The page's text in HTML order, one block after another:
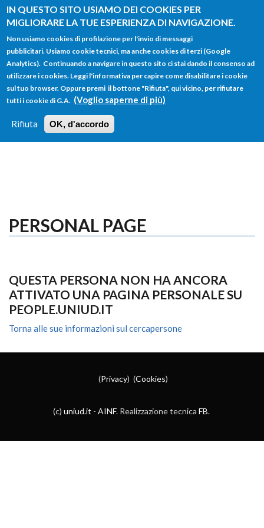
IN QUESTO SITO USIAMO DEI COOKIES PER
MIGLIORARE LA TUE ESPERIENZA DI NAVIGAZIONE.
Non usiamo cookies di profilazione per l'invio di messaggi
pubblicitari. Usiamo cookie tecnici, ma anche cookies di terzi (Google
Analytics). Continuando a navigare in questo sito ci stai dando il consenso ad
utilizzare i cookies. Leggi l'informativa per capire come disabilitare i cookie
sul tuo browser. Oppure premi il bottone "Rifiuta", qui vicino, per rifiutare
tutti i cookie di G.A. (Voglio saperne di più)
Rifiuta OK, d'accordo
Salta al contenuto principale
FORM
DI
RICERCA
Main menu
HOME TUTTI I PROFILI
LOGIN
PERSONAL PAGE
QUESTA PERSONA NON HA ANCORA
ATTIVATO UNA PAGINA PERSONALE SU
PEOPLE.UNIUD.IT
Torna alle sue informazioni sul cercapersone
(Privacy) (Cookies)
(c) uniud.it - AINF. Realizzazione tecnica FB.